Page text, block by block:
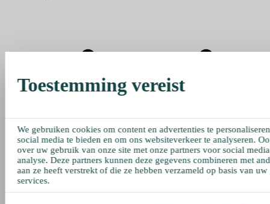
Toestemming vereist
We gebruiken cookies om content en advertenties te
social media te bieden en om ons websiteverkeer te analyseren.
over uw gebruik van onze site met onze partners voor social
analyse. Deze partners kunnen deze gegevens combineren met
aan ze heeft verstrekt of die ze hebben verzameld op basis van
services.